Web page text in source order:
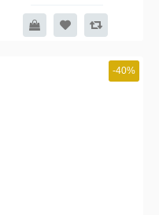
-40%